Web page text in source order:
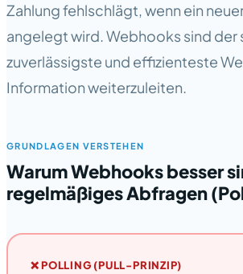
Zahlung fehlschlägt, wenn ein
angelegt wird. Webhooks sind der
zuverlässigste und effizienteste
Information weiterzuleiten.
GRUNDLAGEN VERSTEHEN
Warum Webhooks besser
regelmäßiges Abfragen
❌ POLLING (PULL-PRINZIP)